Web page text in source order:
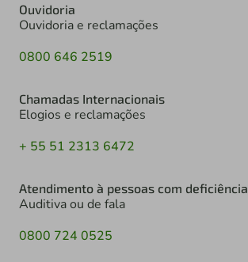
Ouvidoria
Ouvidoria e reclamações
0800 646 2519
Chamadas Internacionais
Elogios e reclamações
+ 55 51 2313 6472
Atendimento à pessoas com deficiência
Auditiva ou de fala
0800 724 0525